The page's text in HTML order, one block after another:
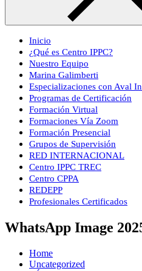
Inicio
¿Qué es Centro IPPC?
Nuestro Equipo
Marina Galimberti
Especializaciones con Aval
Programas de Certificación
Formación Virtual
Formaciones Vía Zoom
Formación Presencial
Grupos de Supervisión
RED INTERNACIONAL
Centro IPPC TREC
Centro CPPA
REDEPP
Profesionales Certificados
WhatsApp Image
Home
Uncategorized